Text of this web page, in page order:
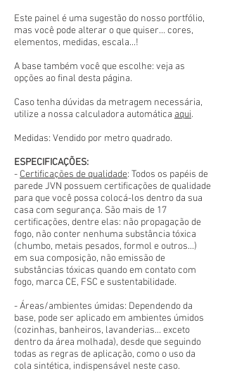
Este painel é uma sugestão do nosso portfólio,
mas você pode alterar o que quiser... cores,
elementos, medidas, escala...!
A base também você que escolhe: veja as
opções ao final desta página.
Caso tenha dúvidas da metragem necessária,
utilize a nossa calculadora automática aqui.
Medidas: Vendido por metro quadrado.
ESPECIFICAÇÕES:
- Certificações de qualidade: Todos os papéis de
parede JVN possuem certificações de qualidade
para que você possa colocá-los dentro da sua
casa com segurança. São mais de 17
certificações, dentre elas: não propagação de
fogo, não conter nenhuma substância tóxica
(chumbo, metais pesados, formol e outros...)
em sua composição, não emissão de
substâncias tóxicas quando em contato com
fogo, marca CE, FSC e sustentabilidade.
- Áreas/ambientes úmidas: Dependendo da
base, pode ser aplicado em ambientes úmidos
(cozinhas, banheiros, lavanderias... exceto
dentro da área molhada), desde que seguindo
todas as regras de aplicação, como o uso da
cola sintética, indispensável neste caso.